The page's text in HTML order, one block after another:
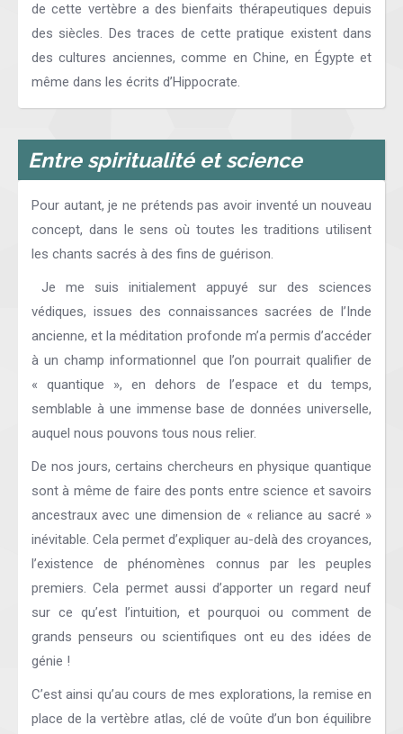
de cette vertèbre a des bienfaits thérapeutiques depuis
des siècles. Des traces de cette pratique existent dans
des cultures anciennes, comme en Chine, en Égypte et
même dans les écrits d’Hippocrate.
Entre spiritualité et science
Pour autant, je ne prétends pas avoir inventé un nouveau
concept, dans le sens où toutes les traditions utilisent
les chants sacrés à des fins de guérison.
Je me suis initialement appuyé sur des sciences
védiques, issues des connaissances sacrées de l’Inde
ancienne, et la méditation profonde m’a permis d’accéder
à un champ informationnel que l’on pourrait qualifier de
« quantique », en dehors de l’espace et du temps,
semblable à une immense base de données universelle,
auquel nous pouvons tous nous relier.
De nos jours, certains chercheurs en physique quantique
sont à même de faire des ponts entre science et savoirs
ancestraux avec une dimension de « reliance au sacré »
inévitable. Cela permet d’expliquer au-delà des croyances,
l’existence de phénomènes connus par les peuples
premiers. Cela permet aussi d’apporter un regard neuf
sur ce qu’est l’intuition, et pourquoi ou comment de
grands penseurs ou scientifiques ont eu des idées de
génie !
C’est ainsi qu’au cours de mes explorations, la remise en
place de la vertèbre atlas, clé de voûte d’un bon équilibre